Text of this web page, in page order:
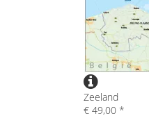
Zeeland
€ 49,00 *